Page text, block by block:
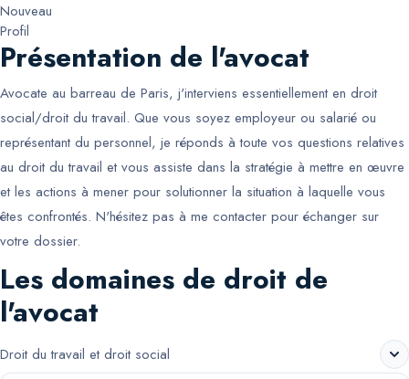
Nouveau
Profil
Présentation de l'avocat
Avocate au barreau de Paris, j'interviens essentiellement en droit
social/droit du travail. Que vous soyez employeur ou salarié ou
représentant du personnel, je réponds à toute vos questions relatives
au droit du travail et vous assiste dans la stratégie à mettre en œuvre
et les actions à mener pour solutionner la situation à laquelle vous
êtes confrontés. N'hésitez pas à me contacter pour échanger sur
votre dossier.
Les domaines de droit de
l'avocat
Droit du travail et droit social